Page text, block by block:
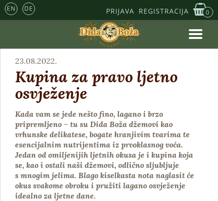
EN DE PRIJAVA REGISTRACIJA 0
23.08.2022.
Kupina za pravo ljetno
osvježenje
Kada vam se jede nešto fino, lagano i brzo
pripremljeno – tu su Dida Boža džemovi kao
vrhunske delikatese, bogate hranjivim tvarima te
esencijalnim nutrijentima iz prvoklasnog voća.
Jedan od omiljenijih ljetnih okusa je i kupinakoja
se, kao i ostali naši džemovi, odlično sljubljuje
s mnogim jelima. Blago kiselkasta nota naglasit će
okus svakome obroku i pružiti lagano osvježenje
idealno za ljetne dane.